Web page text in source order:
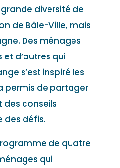
diversité de
de Bâle-Ville, mais
Des ménages
d’autres qui
s’est inspiré les
permis de partager
des conseils
des défis.
de quatre
qui